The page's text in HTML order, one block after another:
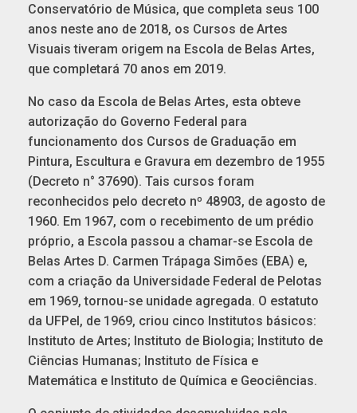
Conservatório de Música, que completa seus 100
anos neste ano de 2018, os Cursos de Artes
Visuais tiveram origem na Escola de Belas Artes,
que completará 70 anos em 2019.
No caso da Escola de Belas Artes, esta obteve
autorização do Governo Federal para
funcionamento dos Cursos de Graduação em
Pintura, Escultura e Gravura em dezembro de 1955
(Decreto n° 37690). Tais cursos foram
reconhecidos pelo decreto nº 48903, de agosto de
1960. Em 1967, com o recebimento de um prédio
próprio, a Escola passou a chamar-se Escola de
Belas Artes D. Carmen Trápaga Simões (EBA) e,
com a criação da Universidade Federal de Pelotas
em 1969, tornou-se unidade agregada. O estatuto
da UFPel, de 1969, criou cinco Institutos básicos:
Instituto de Artes; Instituto de Biologia; Instituto de
Ciências Humanas; Instituto de Física e
Matemática e Instituto de Química e Geociências.